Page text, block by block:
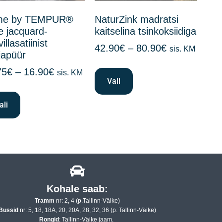
by TEMPUR®
jacquard-
€ – 16.90€ sis. KM
NaturZink madratsi
kaitselina tsinkoksiidiga
42.90€ – 80.90€ sis. KM
Vali
Kohale saab:
Tramm nr: 2, 4 (p.Tallinn-Väike)
nr: 5, 18, 18A, 20, 20A, 28, 32, 36 (p. Tallinn-Väike)
Rongid : Tallinn-Väike jaam.